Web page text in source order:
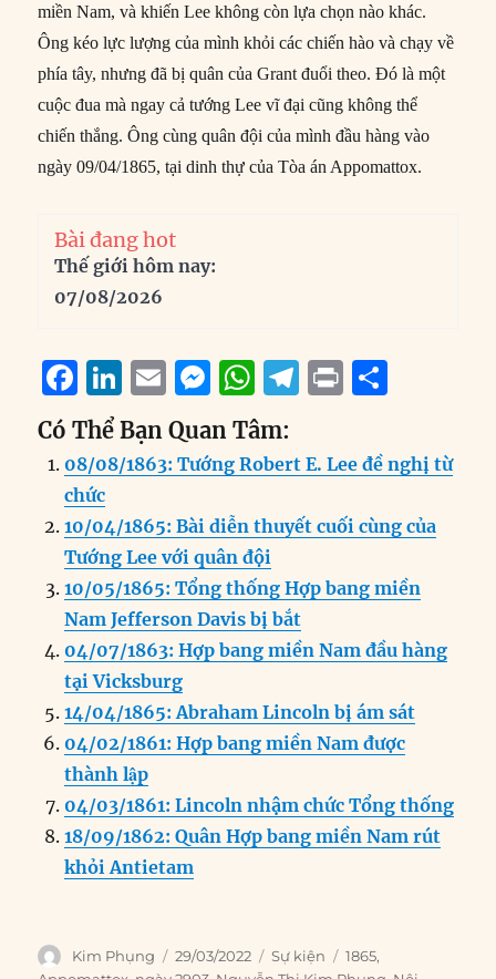
miền Nam, và khiến Lee không còn lựa chọn nào khác.
Ông kéo lực lượng của mình khỏi các chiến hào và chạy về
phía tây, nhưng đã bị quân của Grant đuổi theo. Đó là một
cuộc đua mà ngay cả tướng Lee vĩ đại cũng không thể
chiến thắng. Ông cùng quân đội của mình đầu hàng vào
ngày 09/04/1865, tại dinh thự của Tòa án Appomattox.
Bài đang hot
Thế giới hôm nay:
07/08/2026
F
a
c
e
b
o
o
k
Li
n
k
e
d
I
n
E
m
ai
l
M
ss
e
n
g
er
W
h
at
s
A
p
p
T
e
g
r
m
P
n
t
re
Có Thể Bạn Quan Tâm:
08/08/1863: Tướng Robert E. Lee đề nghị từ
chức
10/04/1865: Bài diễn thuyết cuối cùng của
Tướng Lee với quân đội
10/05/1865: Tổng thống Hợp bang miền
Nam Jefferson Davis bị bắt
04/07/1863: Hợp bang miền Nam đầu hàng
tại Vicksburg
14/04/1865: Abraham Lincoln bị ám sát
04/02/1861: Hợp bang miền Nam được
thành lập
04/03/1861: Lincoln nhậm chức Tổng thống
18/09/1862: Quân Hợp bang miền Nam rút
khỏi Antietam
Author
Kim Phụng
Posted
29/03/2022 Categories
Sự kiện Tags
1865,